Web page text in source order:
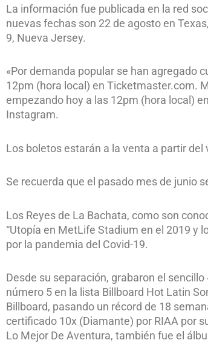
La información fue publicada en la red
nuevas fechas son 22 de agosto en
9, Nueva Jersey.
«Por demanda popular se han agregado
12pm (hora local) en Ticketmaster.com.
empezando hoy a las 12pm (hora local)
Instagram.
Los boletos estarán a la venta a partir del
Se recuerda que el pasado mes de junio
Los Reyes de La Bachata, como son
“Utopía en MetLife Stadium en el 2019 y
por la pandemia del Covid-19.
Desde su separación, grabaron el
número 5 en la lista Billboard Hot Latin
Billboard, pasando un récord de 18
certificado 10x (Diamante) por RIAA por
Lo Mejor De Aventura, también fue el